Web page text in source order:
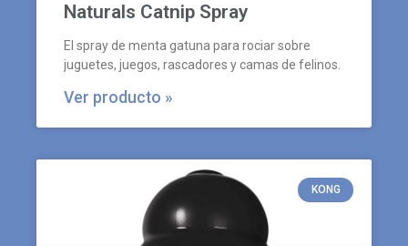
Naturals Catnip Spray
El spray de menta gatuna para rociar sobre
juguetes, juegos, rascadores y camas de felinos.
Ver producto »
KONG